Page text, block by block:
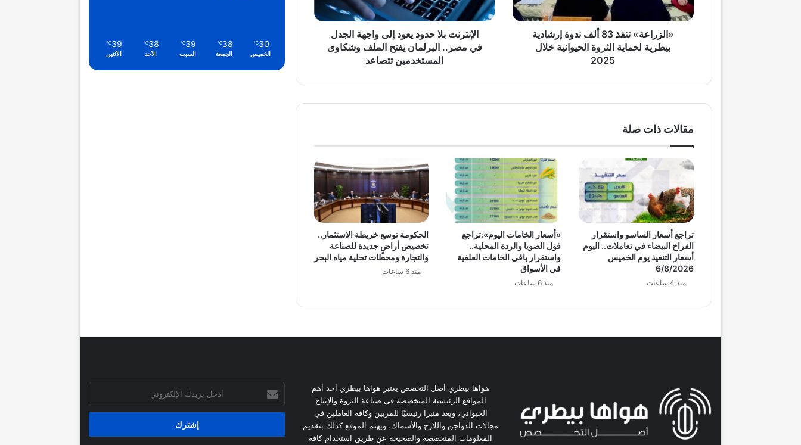
لحماية
الثروة
الحيوانية
«الزراعة» تنفذ 83 ألف ندوة إرشادية
بيطرية لحماية الثروة الحيوانية خلال
2025
في
مصر..
البرلمانالإنترنت بلا حدود يعود إلى واجهة الجدل
في مصر.. البرلمان يفتح الملف وشكاوى
المستخدمين تتصاعد
مقالات ذات صلة
تراجع أسعار الساسو واستقرار
الفراخ البيضاء في تعاملات.. اليوم
أسعار التنفيذ يوم الخميس
6/8/2026
منذ 4 ساعات
«أسعار الخامات اليوم»:تراجع
فول الصويا والردة المحلية..
واستقرار باقي الخامات العلفية
في الأسواق
منذ 6 ساعات
الحكومة توسع خريطة الاستثمار..
تخصيص أراضٍ جديدة للصناعة
والتجارة ومحطات تحلية مياه البحر
منذ 6 ساعات
30
℃
الخميس
38
℃
الجمعة
39
℃
السبت
38
℃
الأحد
39
℃
الأثنين
هواها بيطري أصل التخصص يعتبر هواها بيطري أحد أهم
المواقع الرئيسية المتخصصة في صناعة الثروة والإنتاج
الحيواني، ويعد منبرا رئيسيًا للمربين وكافة العاملين في
مجالات الدواجن واللارج والأسماك، ويهتم الموقع كذلك بتقديم
المعلومات المتخصصة والصحيحة عن طريق استخدام كافة
بريدك
الإلكتروني